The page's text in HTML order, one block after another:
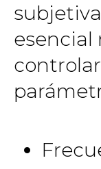
esencial